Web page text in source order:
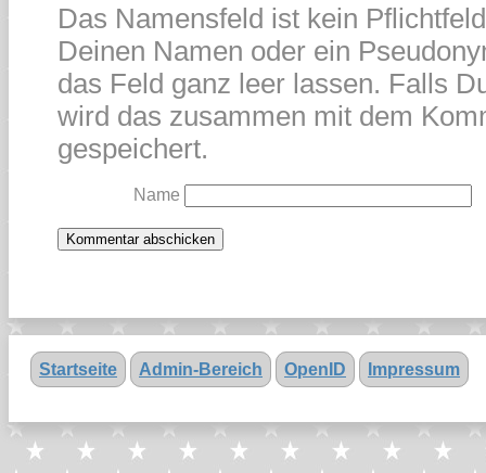
Das Namensfeld ist kein
Deinen Namen oder ein
das Feld ganz leer lassen. Falls
wird das zusammen mit dem
gespeichert.
Name
Startseite Admin-Bereich OpenID Impressum